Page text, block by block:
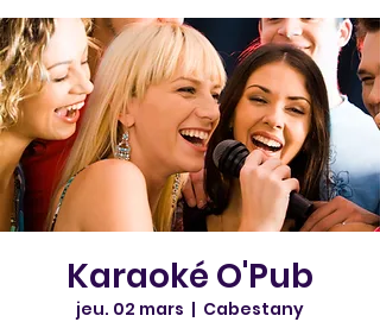
Karaoké O'Pub
jeu. 02 mars
  |
Cabestany